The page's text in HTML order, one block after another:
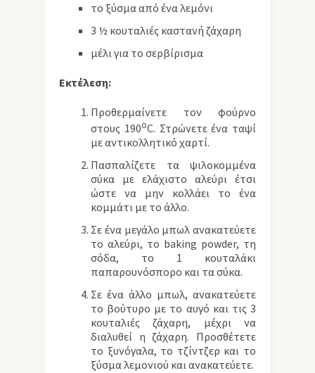
το ξύσμα από ένα λεμόνι
3 ½ κουταλιές καστανή ζάχαρη
μέλι για το σερβίρισμα
Εκτέλεση:
Προθερμαίνετε τον φούρνο
στους 190οC. Στρώνετε ένα ταψί
με αντικολλητικό χαρτί.
Πασπαλίζετε τα ψιλοκομμένα
σύκα με ελάχιστο αλεύρι έτσι
ώστε να μην κολλάει το ένα
κομμάτι με το άλλο.
Σε ένα μεγάλο μπωλ ανακατεύετε
το αλεύρι, το baking powder, τη
σόδα, το 1 κουταλάκι
παπαρουνόσπορο και τα σύκα.
Σε ένα άλλο μπωλ, ανακατεύετε
το βούτυρο με το αυγό και τις 3
κουταλιές ζάχαρη, μέχρι να
διαλυθεί η ζάχαρη. Προσθέτετε
το ξυνόγαλα, το τζίντζερ και το
ξύσμα λεμονιού και ανακατεύετε.